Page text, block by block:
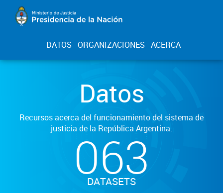
DATOS ORGANIZACIONES ACERCA
Datos
Recursos acerca del funcionamiento del sistema de
justicia de la República Argentina.
063
DATASETS